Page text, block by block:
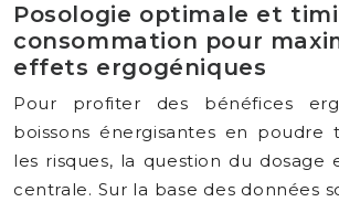
Posologie optimale et
consommation pour
effets ergogéniques
Pour profiter des bénéfices
boissons énergisantes en
les risques, la question du dosage
centrale. Sur la base des données